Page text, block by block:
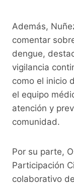
Además,
comentar
dengue,
vigilancia
como el inicio
el equipo
atención y
comunidad.
Por su parte,
Participación
colaborativo